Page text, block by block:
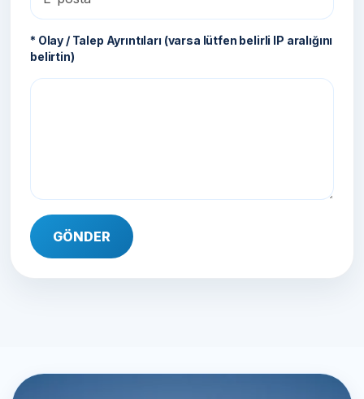
* Olay / Talep Ayrıntıları (varsa lütfen belirli IP aralığını
belirtin)
GÖNDER